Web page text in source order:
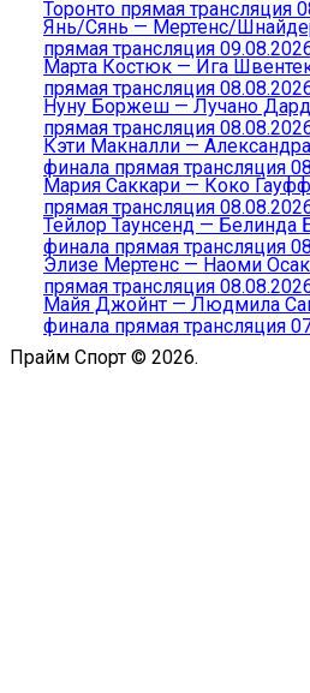
Торонто прямая трансляция
Янь/Сянь — Мертенс/
прямая трансляция
Марта Костюк — Ига
прямая трансляция
Нуну Боржеш — Лучано
прямая трансляция
Кэти Макналли —
финала прямая трансляция
Мария Саккари — Коко
прямая трансляция
Тейлор Таунсенд — Белинда
финала прямая трансляция
Элизе Мертенс — Наоми
прямая трансляция
Майя Джойнт — Людмила
финала прямая трансляция
Прайм Спорт © 2026.